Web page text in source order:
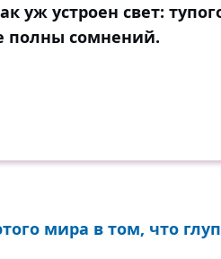
уж устроен свет:
полны сомнений.
мира в том, что